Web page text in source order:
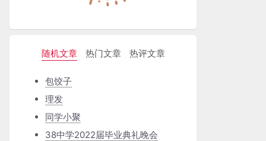
随机文章 热门文章 热评文章
包饺子
理发
同学小聚
38中学2022届毕业典礼晚会